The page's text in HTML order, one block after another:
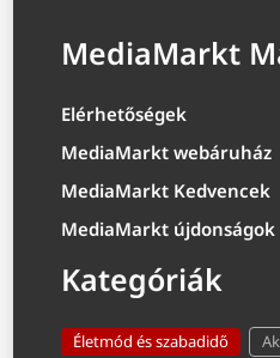
MediaMarkt
Elérhetőségek
MediaMarkt webáruház
MediaMarkt Kedvencek
MediaMarkt újdonságok
Kategóriák
Életmód és szabadidő